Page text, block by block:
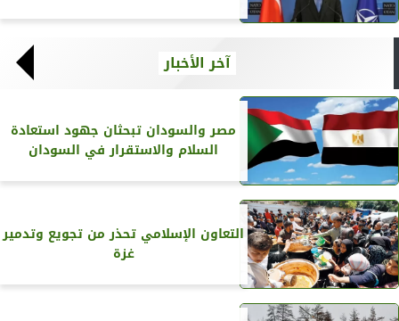
آخر الأخبار
مصر والسودان تبحثان جهود استعادة
السلام والاستقرار في السودان
التعاون الإسلامي تحذر من تجويع وتدمير
غزة